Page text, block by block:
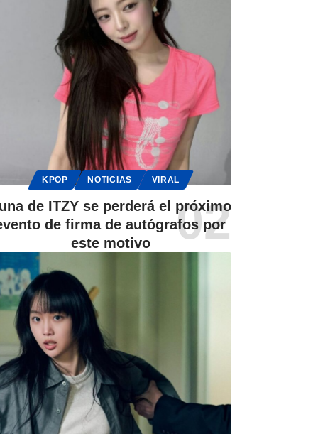
KPOP NOTICIAS VIRAL
de ITZY se perderá el próximo
de firma de autógrafos por
este motivo